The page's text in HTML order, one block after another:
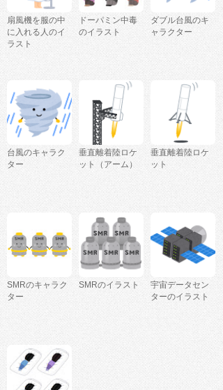
扇風機を服の中
に入れる人のイ
ラスト
ドーパミン中毒
のイラスト
ダブル台風のキ
ャラクター
台風のキャラク
ター
垂直離着陸ロケ
ット（アーム）
垂直離着陸ロケ
ット
SMRのキャラク
ター
SMRのイラスト
宇宙データセン
ターのイラスト